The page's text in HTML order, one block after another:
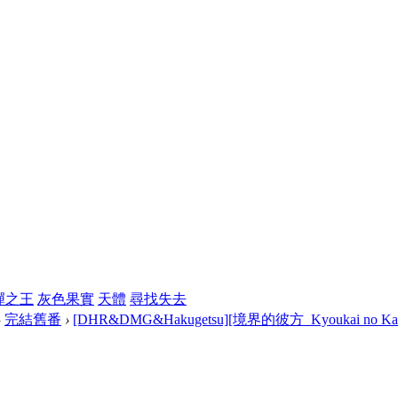
之王 灰色果實 天體 尋找失去
完結舊番 › [DHR&DMG&Hakugetsu][境界的彼方_Kyoukai no